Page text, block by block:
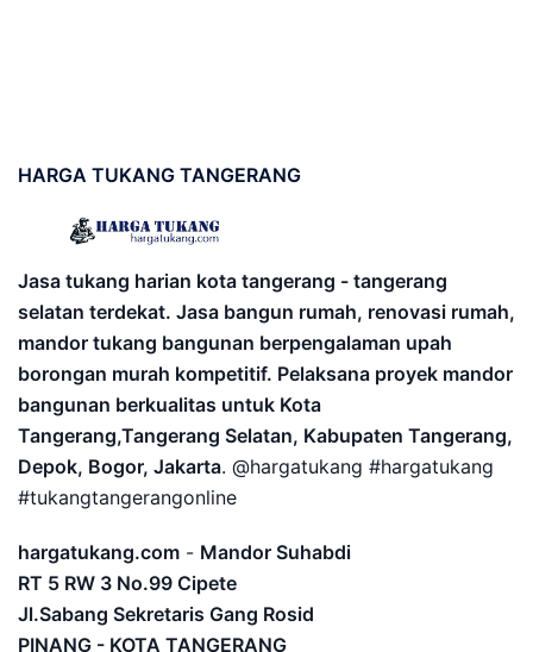
HARGA TUKANG TANGERANG
Jasa tukang harian kota tangerang - tangerang
selatan terdekat. Jasa bangun rumah, renovasi rumah,
mandor tukang bangunan berpengalaman upah
borongan murah kompetitif. Pelaksana proyek mandor
bangunan berkualitas untuk Kota
Tangerang,Tangerang Selatan, Kabupaten Tangerang,
Depok, Bogor, Jakarta. @hargatukang #hargatukang
#tukangtangerangonline
hargatukang.com - Mandor Suhabdi
RT 5 RW 3 No.99 Cipete
Jl.Sabang Sekretaris Gang Rosid
PINANG - KOTA TANGERANG